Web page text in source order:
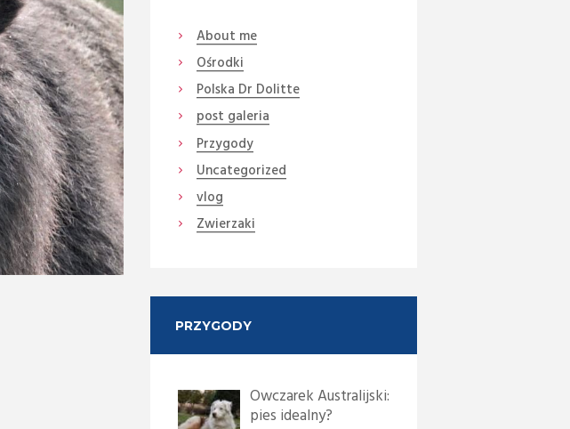
About me
Ośrodki
Polska Dr Dolitte
post galeria
Przygody
Uncategorized
vlog
Zwierzaki
PRZYGODY
Owczarek Australijski:
pies idealny?